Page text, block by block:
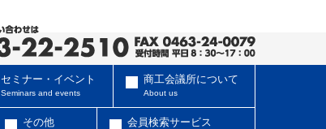
セミナー・イベント
Seminars and events
商工会議所について
About us
その他 会員検索サービス